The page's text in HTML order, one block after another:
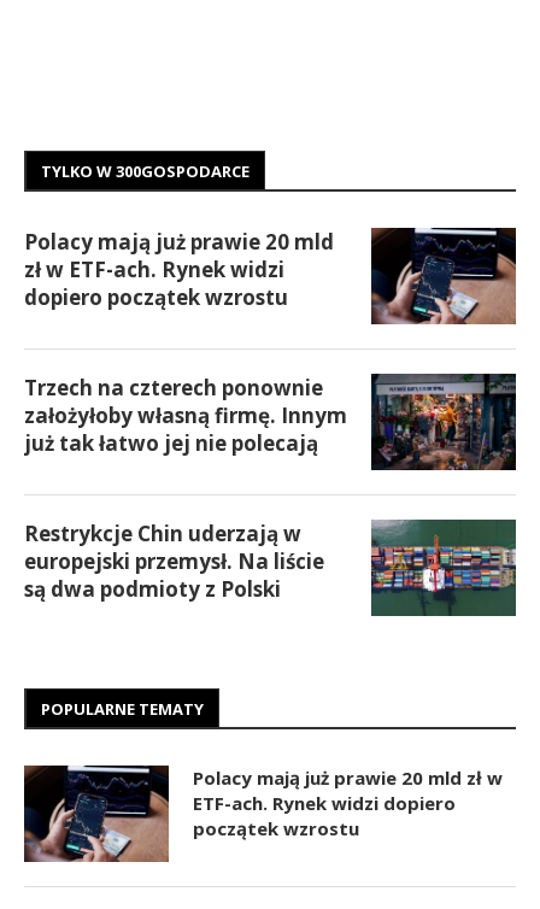
TYLKO W 300GOSPODARCE
Polacy mają już prawie 20 mld
zł w ETF-ach. Rynek widzi
dopiero początek wzrostu
Trzech na czterech ponownie
założyłoby własną firmę. Innym
już tak łatwo jej nie polecają
Restrykcje Chin uderzają w
europejski przemysł. Na liście
są dwa podmioty z Polski
POPULARNE TEMATY
Polacy mają już prawie 20 mld zł w
ETF-ach. Rynek widzi dopiero
początek wzrostu